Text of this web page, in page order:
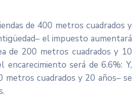
de 400 metros cuadrados y
el impuesto aumentará
de 200 metros cuadrados y 10
encarecimiento será de 6.6%: Y,
metros cuadrados y 20 años– se